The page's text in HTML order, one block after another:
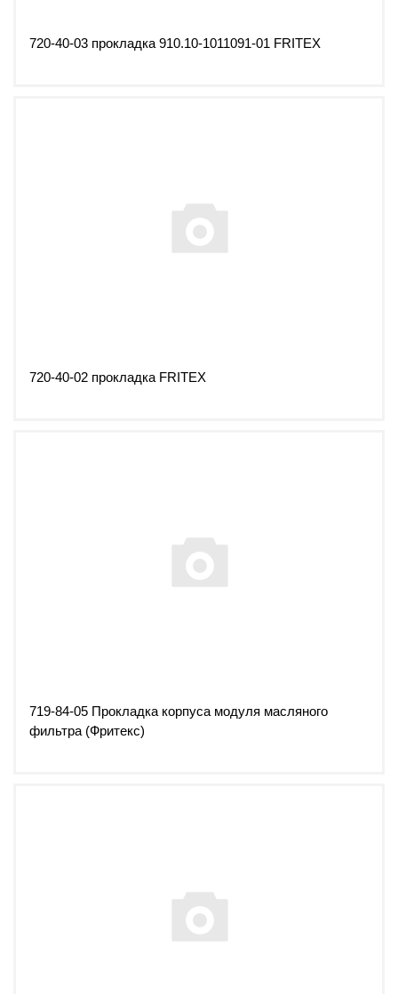
720-40-03 прокладка 910.10-1011091-01 FRITEX
720-40-02 прокладка FRITEX
719-84-05 Прокладка корпуса модуля масляного
фильтра (Фритекс)